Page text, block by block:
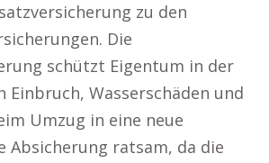
zu den
Die
schützt Eigentum in der
Einbruch, Wasserschäden und
Umzug in eine neue
Absicherung ratsam, da die